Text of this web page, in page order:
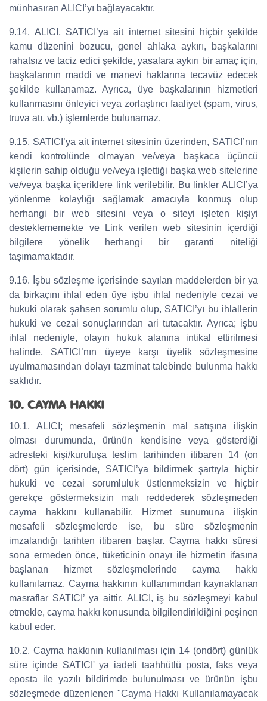
münhasıran ALICI’yı bağlayacaktır.
9.14. ALICI, SATICI’ya ait internet sitesini hiçbir şekilde
kamu düzenini bozucu, genel ahlaka aykırı, başkalarını
rahatsız ve taciz edici şekilde, yasalara aykırı bir amaç için,
başkalarının maddi ve manevi haklarına tecavüz edecek
şekilde kullanamaz. Ayrıca, üye başkalarının hizmetleri
kullanmasını önleyici veya zorlaştırıcı faaliyet (spam, virus,
truva atı, vb.) işlemlerde bulunamaz.
9.15. SATICI’ya ait internet sitesinin üzerinden, SATICI’nın
kendi kontrolünde olmayan ve/veya başkaca üçüncü
kişilerin sahip olduğu ve/veya işlettiği başka web sitelerine
ve/veya başka içeriklere link verilebilir. Bu linkler ALICI’ya
yönlenme kolaylığı sağlamak amacıyla konmuş olup
herhangi bir web sitesini veya o siteyi işleten kişiyi
desteklememekte ve Link verilen web sitesinin içerdiği
bilgilere yönelik herhangi bir garanti niteliği
taşımamaktadır.
9.16. İşbu sözleşme içerisinde sayılan maddelerden bir ya
da birkaçını ihlal eden üye işbu ihlal nedeniyle cezai ve
hukuki olarak şahsen sorumlu olup, SATICI’yı bu ihlallerin
hukuki ve cezai sonuçlarından ari tutacaktır. Ayrıca; işbu
ihlal nedeniyle, olayın hukuk alanına intikal ettirilmesi
halinde, SATICI’nın üyeye karşı üyelik sözleşmesine
uyulmamasından dolayı tazminat talebinde bulunma hakkı
saklıdır.
10. CAYMA HAKKI
10.1. ALICI; mesafeli sözleşmenin mal satışına ilişkin
olması durumunda, ürünün kendisine veya gösterdiği
adresteki kişi/kuruluşa teslim tarihinden itibaren 14 (on
dört) gün içerisinde, SATICI’ya bildirmek şartıyla hiçbir
hukuki ve cezai sorumluluk üstlenmeksizin ve hiçbir
gerekçe göstermeksizin malı reddederek sözleşmeden
cayma hakkını kullanabilir. Hizmet sunumuna ilişkin
mesafeli sözleşmelerde ise, bu süre sözleşmenin
imzalandığı tarihten itibaren başlar. Cayma hakkı süresi
sona ermeden önce, tüketicinin onayı ile hizmetin ifasına
başlanan hizmet sözleşmelerinde cayma hakkı
kullanılamaz. Cayma hakkının kullanımından kaynaklanan
masraflar SATICI’ ya aittir. ALICI, iş bu sözleşmeyi kabul
etmekle, cayma hakkı konusunda bilgilendirildiğini peşinen
kabul eder.
10.2. Cayma hakkının kullanılması için 14 (ondört) günlük
süre içinde SATICI' ya iadeli taahhütlü posta, faks veya
eposta ile yazılı bildirimde bulunulması ve ürünün işbu
sözleşmede düzenlenen "Cayma Hakkı Kullanılamayacak